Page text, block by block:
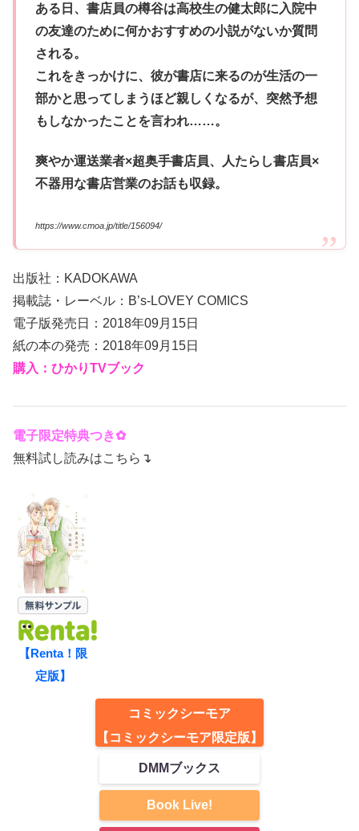
ある日、書店員の樽谷は高校生の健太郎に入院中
の友達のために何かおすすめの小説がないか質問
される。
これをきっかけに、彼が書店に来るのが生活の一
部かと思ってしまうほど親しくなるが、突然予想
もしなかったことを言われ……。
爽やか運送業者×超奥手書店員、人たらし書店員×
不器用な書店営業のお話も収録。
https://www.cmoa.jp/title/156094/
出版社：KADOKAWA
掲載誌・レーベル：B’s-LOVEY COMICS
電子版発売日：2018年09月15日
紙の本の発売：2018年09月15日
購入： ひかりTVブック
電子限定特典つき✿
無料試し読みはこちら↴
【Renta！限
定版】
コミックシーモア
【コミックシーモア限定版】
DMMブックス
Book Live!